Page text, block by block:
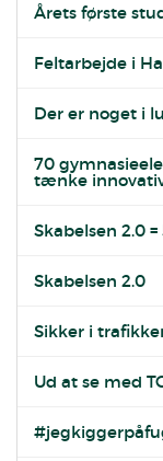
Årets første
Feltarbejde i
Der er noget i
70
tænke
Skabelsen 2.0
Skabelsen 2.0
Sikker i
Ud at se med